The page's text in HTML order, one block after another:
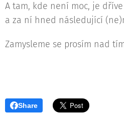
A tam, kde není moc, je
a za ní hned následující
Zamysleme se prosím nad
Share